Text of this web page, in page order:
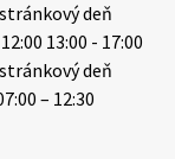
deň
13:00 - 17:00
deň
– 12:30